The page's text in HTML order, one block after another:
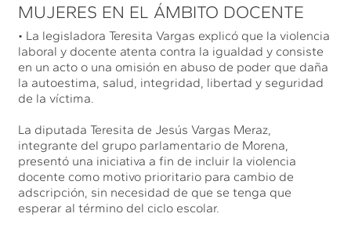
MUJERES EN EL ÁMBITO DOCENTE
• La legisladora Teresita Vargas explicó que la violencia
laboral y docente atenta contra la igualdad y consiste
en un acto o una omisión en abuso de poder que daña
la autoestima, salud, integridad, libertad y seguridad
de la víctima.
La diputada Teresita de Jesús Vargas Meraz,
integrante del grupo parlamentario de Morena,
presentó una iniciativa a fin de incluir la violencia
docente como motivo prioritario para cambio de
adscripción, sin necesidad de que se tenga que
esperar al término del ciclo escolar.